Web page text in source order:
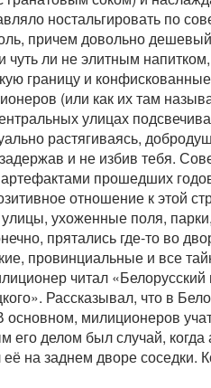
ностальгировать по
причем довольно
ли не элитным
границу и
(или как их там
улицах
растягиваясь,
и не избив тебя.
прошедших
отношение к этой
ухоженные поля,
прятались где-то во
провинциальные и все
читал
Рассказывал, что в
основном, милиционеров
делом был случай, когда
на заднем дворе соседки.